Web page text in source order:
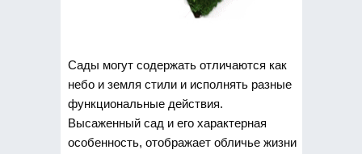
Сады могут содержать отличаются как
небо и земля стили и исполнять разные
функциональные действия.
Высаженный сад и его характерная
особенность, отображает обличье жизни